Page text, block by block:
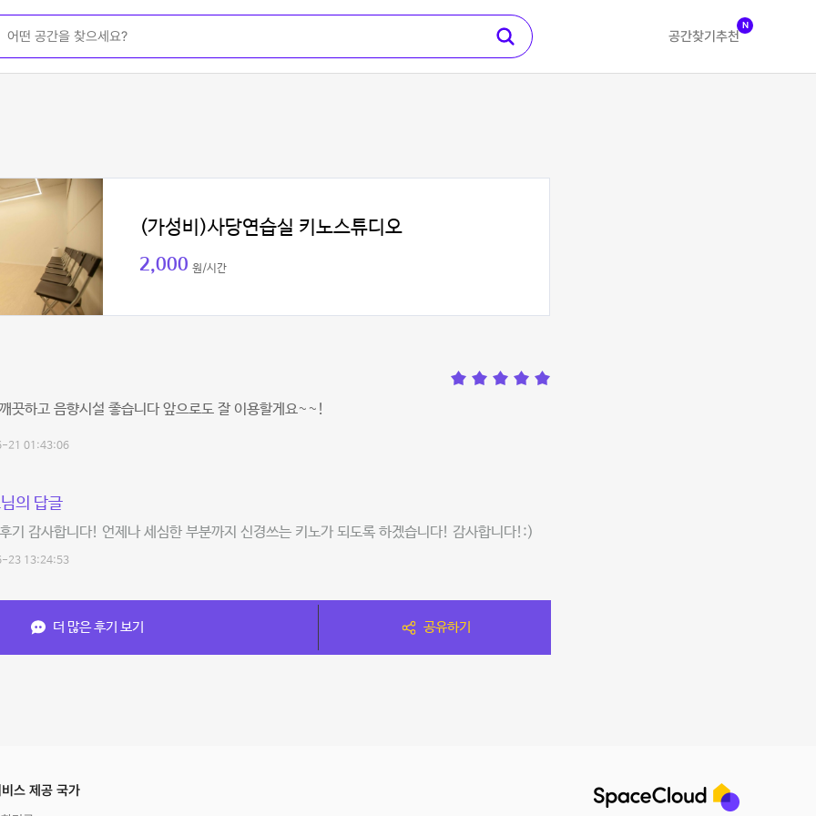
공간찾기 추천
N
(가성비)사당연습실 키노스튜디오
2,000 원/시간
끗하고 음향시설 좋습니다 앞으로도 잘 이용할게요~~!
21 01:43:06
의 답글
기 감사합니다! 언제나 세심한 부분까지 신경쓰는 키노가 되도록 하겠습니다! 감사합니다!:)
23 13:24:53
더 많은 후기 보기 공유하기
스 제공 국가